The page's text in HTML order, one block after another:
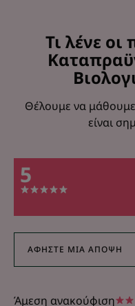
Τι λένε οι
Θέλουμε να
είναι
5
ΑΦΉΣΤΕ ΜΙΑ ΆΠΟΨΗ
Άμεση ανακούφιση